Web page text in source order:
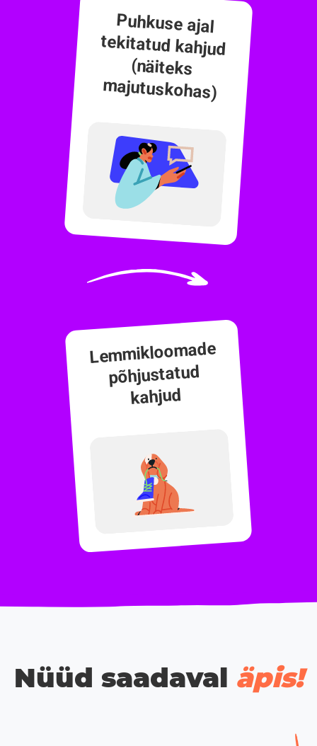
Puhkuse ajal
tekitatud kahjud
(näiteks
majutuskohas)
Lemmikloomade
põhjustatud
kahjud
Nüüd saadaval äpis!